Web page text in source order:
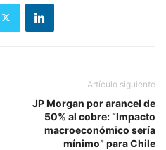
Artículo siguiente
JP Morgan por arancel de
50% al cobre: “Impacto
macroeconómico sería
mínimo” para Chile